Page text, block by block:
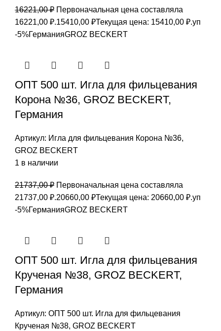
16221,00₽ Первоначальная цена составляла
16221,00 ₽.15410,00 ₽Текущая цена: 15410,00 ₽.уп
-5%ГерманияGROZ BEСKERT
ОПТ 500 шт. Игла для фильцевания
Корона №36, GROZ BEСKERT,
Германия
Артикул: Игла для фильцевания Корона №36,
GROZ BEСKERT
1 в наличии
21737,00₽ Первоначальная цена составляла
21737,00 ₽.20660,00 ₽Текущая цена: 20660,00 ₽.уп
-5%ГерманияGROZ BEСKERT
ОПТ 500 шт. Игла для фильцевания
Крученая №38, GROZ BEСKERT,
Германия
Артикул: ОПТ 500 шт. Игла для фильцевания
Крученая №38, GROZ BEСKERT